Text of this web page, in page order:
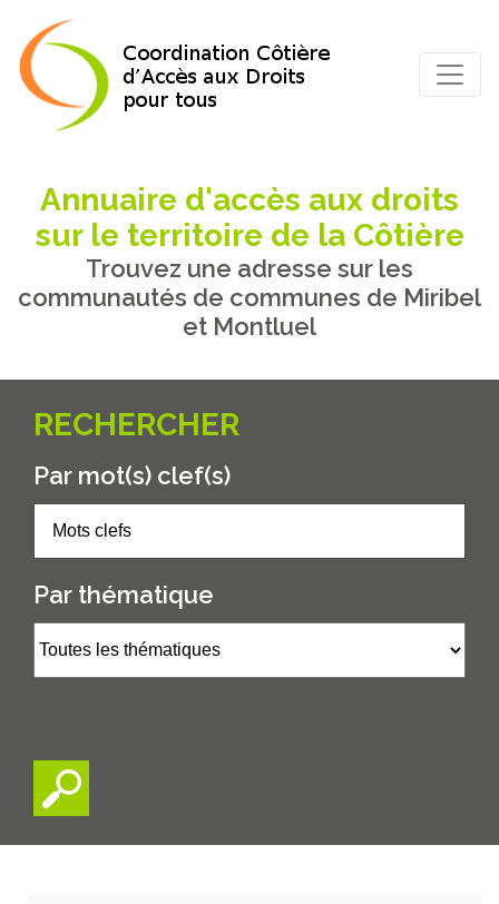
Annuaire d'accès aux droits
sur le territoire de la Côtière
Trouvez une adresse sur les
communautés de communes de Miribel
et Montluel
RECHERCHER
Par mot(s) clef(s)
Par thématique